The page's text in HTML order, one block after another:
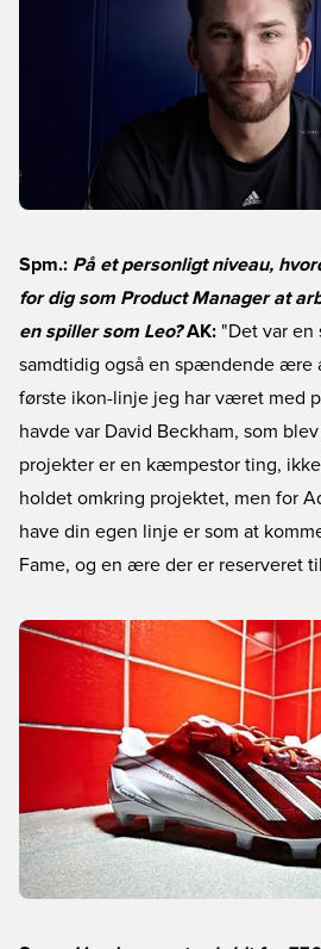
Spm.: På et personligt niveau,
for dig som Product Manager at
en spiller som Leo? AK: "Det var en
samdtidig også en spændende ære
første ikon-linje jeg har været med
havde var David Beckham, som
projekter er en kæmpestor ting,
holdet omkring projektet, men for
have din egen linje er som at
Fame, og en ære der er reserveret